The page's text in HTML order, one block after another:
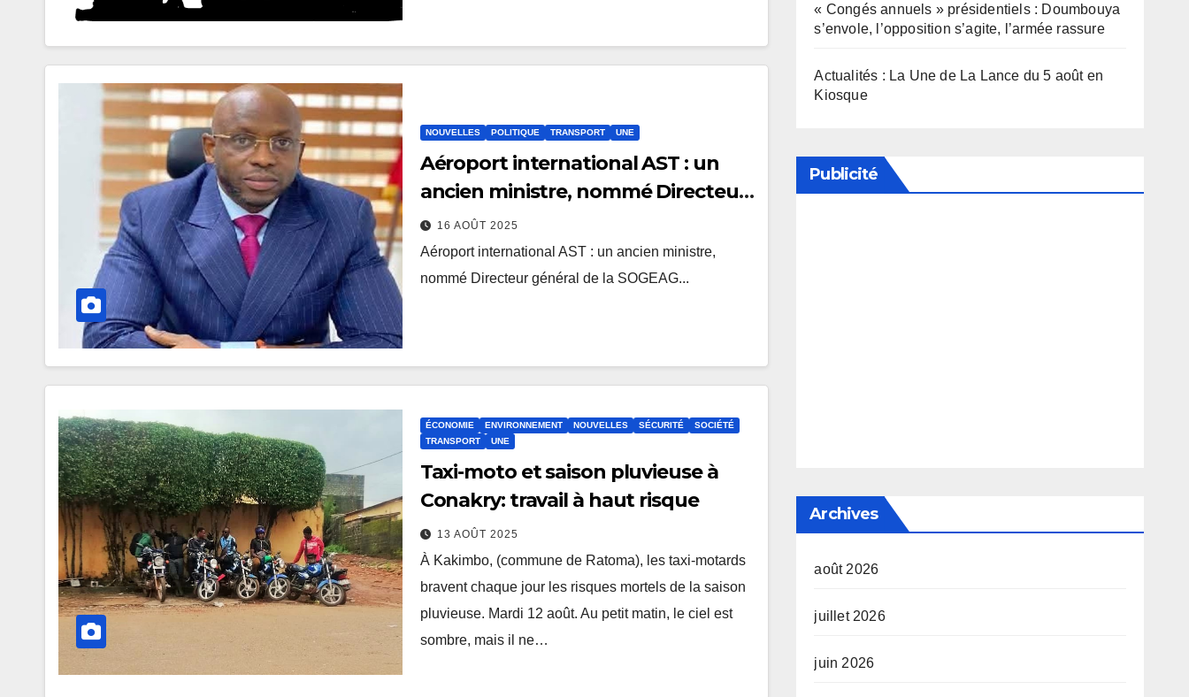
NOUVELLES POLITIQUE TRANSPORT UNE
Aéroport international AST : un
ancien ministre, nommé Directeur
général de la SOGEAG
16 AOÛT 2025
Aéroport international AST : un ancien ministre,
nommé Directeur général de la SOGEAG...
ÉCONOMIE ENVIRONNEMENT NOUVELLES SÉCURITÉ
SOCIÉTÉ
TRANSPORT
UNE
Taxi-moto et saison pluvieuse à
Conakry: travail à haut risque
13 AOÛT 2025
À Kakimbo, (commune de Ratoma), les taxi-motards
bravent chaque jour les risques mortels de la saison
pluvieuse. Mardi 12 août. Au petit matin, le ciel est
sombre, mais il ne…
« Congés annuels » présidentiels : Doumbouya
s’envole, l’opposition s’agite, l’armée rassure
Actualités : La Une de La Lance du 5 août en
Kiosque
Publicité
Archives
août 2026
juillet 2026
juin 2026